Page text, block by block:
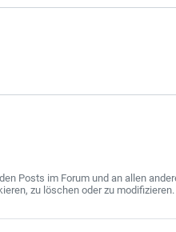
Posts im Forum und an allen
zu löschen oder zu modifizieren.